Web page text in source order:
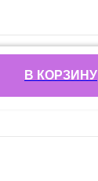
В КОРЗИНУ